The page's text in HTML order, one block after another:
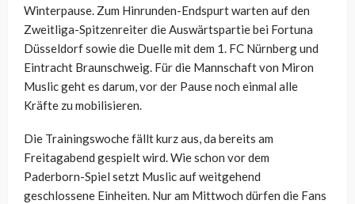
Winterpause. Zum Hinrunden-Endspurt warten auf den
Zweitliga-Spitzenreiter die Auswärtspartie bei Fortuna
Düsseldorf sowie die Duelle mit dem 1. FC Nürnberg und
Eintracht Braunschweig. Für die Mannschaft von Miron
Muslic geht es darum, vor der Pause noch einmal alle
Kräfte zu mobilisieren.
Die Trainingswoche fällt kurz aus, da bereits am
Freitagabend gespielt wird. Wie schon vor dem
Paderborn-Spiel setzt Muslic auf weitgehend
geschlossene Einheiten. Nur am Mittwoch dürfen die Fans